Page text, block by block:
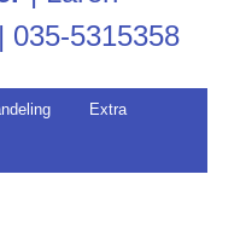
035-5315358
Extra